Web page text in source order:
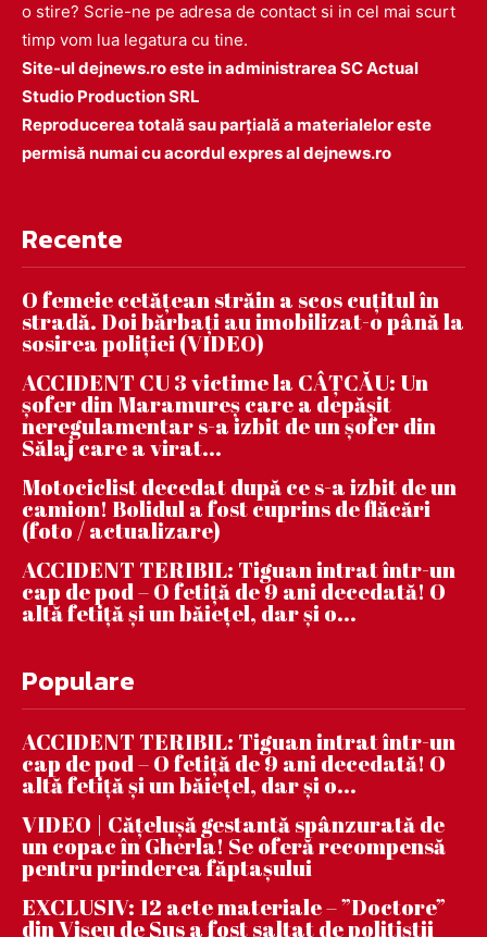
o stire? Scrie-ne pe adresa de contact si in cel mai scurt
timp vom lua legatura cu tine.
Site-ul dejnews.ro este in administrarea SC Actual
Studio Production SRL
Reproducerea totală sau parțială a materialelor este
permisă numai cu acordul expres al dejnews.ro
Recente
O femeie cetățean străin a scos cuțitul în
stradă. Doi bărbați au imobilizat-o până la
sosirea poliției (VIDEO)
ACCIDENT CU 3 victime la CÂȚCĂU: Un
șofer din Maramureș care a depășit
neregulamentar s-a izbit de un șofer din
Sălaj care a virat...
Motociclist decedat după ce s-a izbit de un
camion! Bolidul a fost cuprins de flăcări
(foto / actualizare)
ACCIDENT TERIBIL: Tiguan intrat într-un
cap de pod – O fetiță de 9 ani decedată! O
altă fetiță și un băiețel, dar și o...
Populare
ACCIDENT TERIBIL: Tiguan intrat într-un
cap de pod – O fetiță de 9 ani decedată! O
altă fetiță și un băiețel, dar și o...
VIDEO | Căţeluşă gestantă spânzurată de
un copac în Gherla! Se oferă recompensă
pentru prinderea făptaşului
EXCLUSIV: 12 acte materiale – ”Doctore”
din Vișeu de Sus a fost saltat de polițiștii